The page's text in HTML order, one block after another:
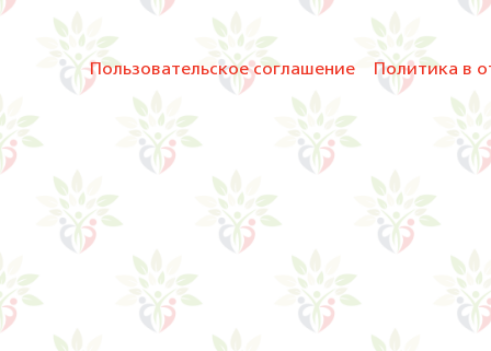
Пользовательское соглашение Политика в